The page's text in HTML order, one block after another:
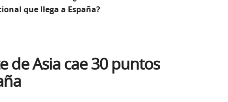
que llega a España?
de Asia cae 30 puntos